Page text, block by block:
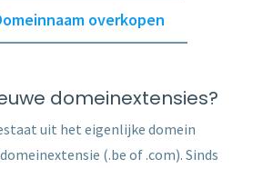
overkopen
domeinextensies?
uit het eigenlijke domein
(.be of .com). Sinds